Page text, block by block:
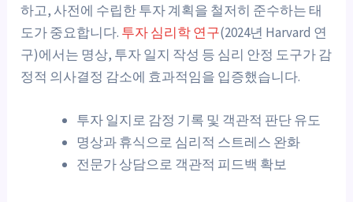
하고, 사전에 수립한 투자 계획을 철저히 준수하는 태
도가 중요합니다. 투자 심리학 연구(2024년 Harvard 연
구)에서는 명상, 투자 일지 작성 등 심리 안정 도구가 감
정적 의사결정 감소에 효과적임을 입증했습니다.
투자 일지로 감정 기록 및 객관적 판단 유도
명상과 휴식으로 심리적 스트레스 완화
전문가 상담으로 객관적 피드백 확보